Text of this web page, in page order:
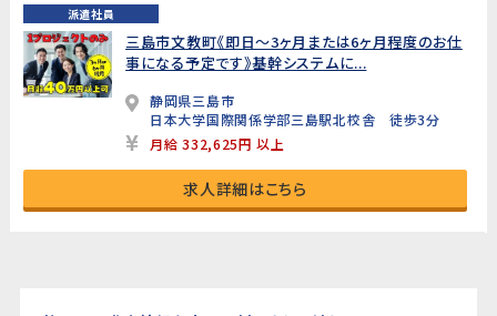
派遣社員
三島市文教町《即日～3ヶ月または6ヶ月程度のお仕
事になる予定です》基幹システムに...
静岡県三島市
日本大学国際関係学部三島駅北校舎 徒歩3分
月給 332,625円 以上
求人詳細はこちら